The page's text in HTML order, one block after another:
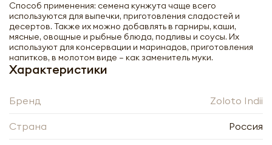
Способ применения: семена кунжута чаще всего
используются для выпечки, приготовления сладостей и
десертов. Также их можно добавлять в гарниры, каши,
мясные, овощные и рыбные блюда, подливы и соусы. Их
используют для консервации и маринадов, приготовления
напитков, в молотом виде – как заменитель муки.
Характеристики
Бренд Zoloto Indii
Страна Россия
Кунжут семена (sesame seeds) Золото
-